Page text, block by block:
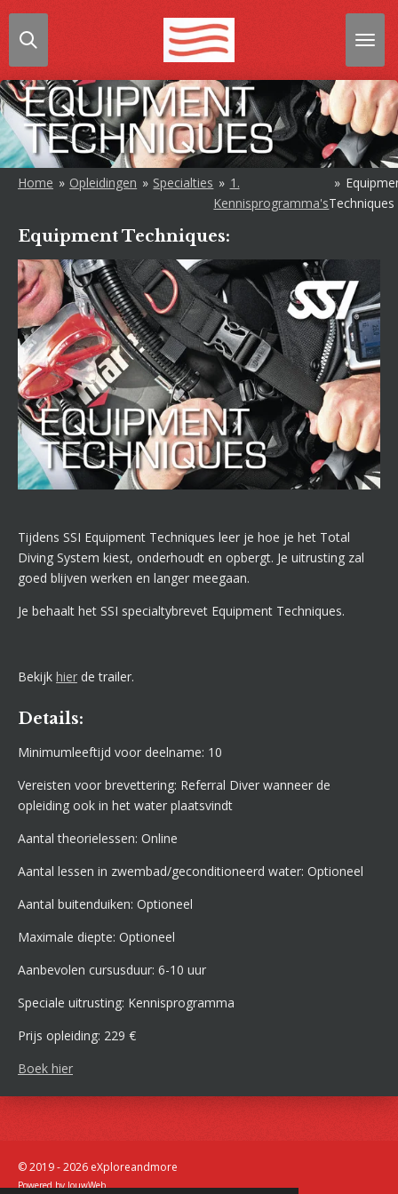
Ga
direct
de
hoofdinhoud
Home » Opleidingen » Specialties » 1.
Kennisprogramma's
»
Techniques
Equipment Techniques:
Tijdens SSI Equipment Techniques leer je hoe je het Total
Diving System kiest, onderhoudt en opbergt. Je uitrusting zal
goed blijven werken en langer meegaan.
Je behaalt het SSI specialtybrevet Equipment Techniques.
Bekijk hier de trailer.
Details:
Minimumleeftijd voor deelname: 10
Vereisten voor brevettering: Referral Diver wanneer de
opleiding ook in het water plaatsvindt
Aantal theorielessen: Online
Aantal lessen in zwembad/geconditioneerd water: Optioneel
Aantal buitenduiken: Optioneel
Maximale diepte: Optioneel
Aanbevolen cursusduur: 6-10 uur
Speciale uitrusting: Kennisprogramma
Prijs opleiding: 229 €
Boek hier
© 2019 - 2026 eXploreandmore
Powered byJouwWeb